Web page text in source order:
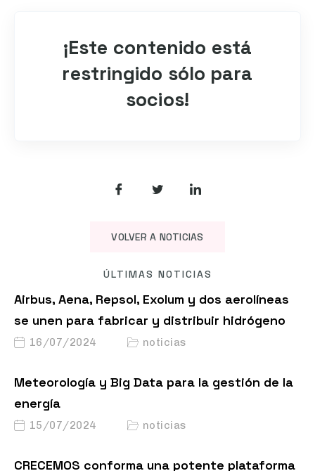
¡Este contenido está
restringido sólo para
socios!
VOLVER A NOTICIAS
ÚLTIMAS NOTICIAS
Airbus, Aena, Repsol, Exolum y dos aerolíneas
se unen para fabricar y distribuir hidrógeno
16/07/2024 noticias
Meteorología y Big Data para la gestión de la
energía
15/07/2024 noticias
CRECEMOS conforma una potente plataforma